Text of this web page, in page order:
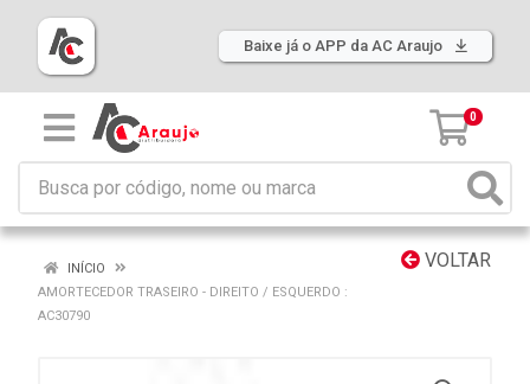
Baixe já o APP da AC Araujo
0
VOLTAR
INÍCIO
AMORTECEDOR TRASEIRO - DIREITO / ESQUERDO :
AC30790